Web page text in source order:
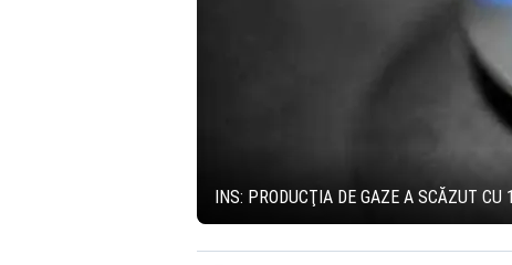
INS: PRODUCŢIA DE GAZE A SCĂZUT